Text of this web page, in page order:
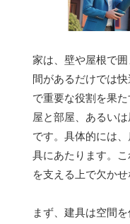
家は、壁や屋根で
間があるだけでは
で重要な役割を果
屋と部屋、あるい
です。具体的には
具にあたります。
を支える上で欠かせ
まず、建具は空間